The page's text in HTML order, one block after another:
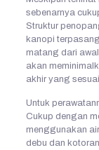
sebenarnya
Struktur
kanopi
matang dari
akan
akhir yang
Untuk
Cukup dengan
menggunakan
debu dan